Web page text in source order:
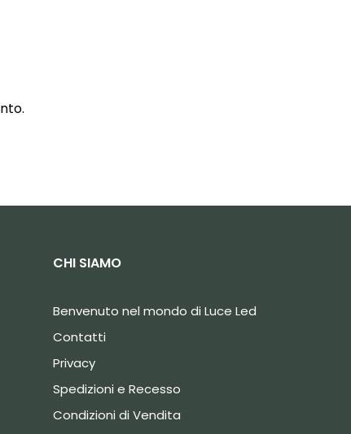
CHI SIAMO
Benvenuto nel mondo di Luce Led
Contatti
Privacy
Spedizioni e Recesso
Condizioni di Vendita